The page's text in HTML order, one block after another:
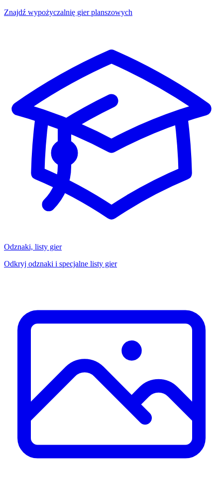
Znajdź wypożyczalnię gier planszowych
Odznaki, listy gier
Odkryj odznaki i specjalne listy gier